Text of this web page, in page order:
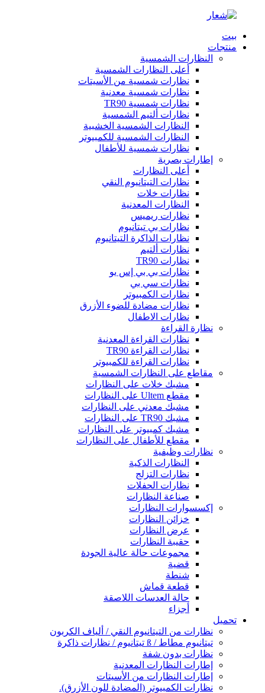
بيت
منتجات
النظارات الشمسية
أعلى النظارات الشمسية
نظارات شمسية من الأسيتات
نظارات شمسية معدنية
نظارات شمسية TR90
نظارات ألتيم الشمسية
النظارات الشمسية الخشبية
النظارات الشمسية للكمبيوتر
نظارات شمسية للأطفال
إطارات بصرية
أعلى النظارات
نظارات التيتانيوم النقي
نظارات خلات
النظارات المعدنية
نظارات ريميس
نظارات بي تيتانيوم
نظارات الذاكرة التيتانيوم
نظارات ألتيم
نظارات TR90
نظارات بي بي إس يو
نظارات سي بي
نظارات الكمبيوتر
نظارات مضادة للضوء الأزرق
نظارات الاطفال
نظارة القراءة
نظارات القراءة المعدنية
نظارات القراءة TR90
نظارات القراءة للكمبيوتر
مقاطع على النظارات الشمسية
مشبك خلات على النظارات
مقطع Ultem على النظارات
مشبك معدني على النظارات
مشبك TR90 على النظارات
مشبك كمبيوتر على النظارات
مقطع للأطفال على النظارات
نظارات وظيفية
النظارات الذكية
نظارات التزلج
نظارات الحفلات
صناعة النظارات
إكسسوارات النظارات
خزائن النظارات
عرض النظارات
حقيبة النظارات
مجموعات حالة عالية الجودة
قضية
شنطة
قطعة قماش
حالة العدسات اللاصقة
أجزاء
تحميل
نظارات من التيتانيوم النقي / ألياف الكربون
تيتانيوم مطاط / ß تيتانيوم / نظارات ذاكرة
نظارات بدون شفة
إطارات النظارات المعدنية
إطارات النظارات من الأسيتات
نظارات الكمبيوتر (المضادة للون الأزرق).